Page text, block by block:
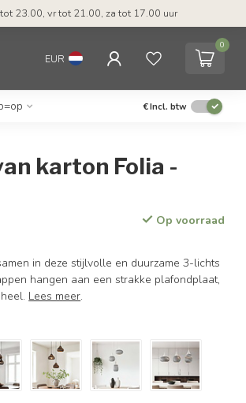
23.00, vr tot 21.00, za tot 17.00 uur
EUR
0
€Incl. btw
karton Folia -
Op voorraad
in deze stijlvolle en duurzame 3-lichts
hangen aan een strakke plafondplaat,
Lees meer.